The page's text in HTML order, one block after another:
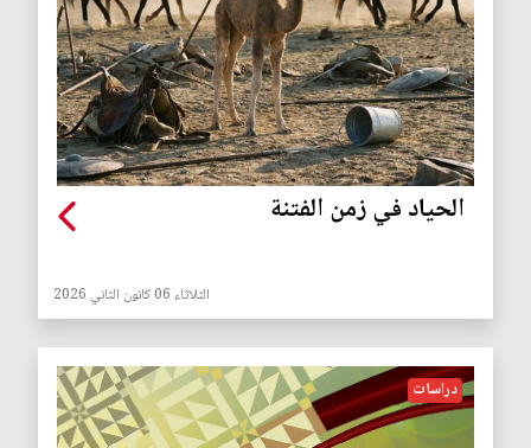
الحياد في زمن الفتنة
الثلاثاء 06 كانون الثاني 2026
دراسات